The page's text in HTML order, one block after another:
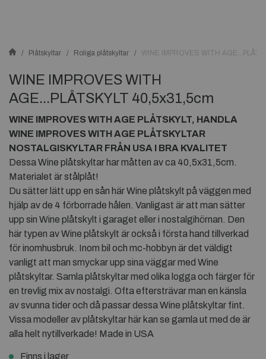
Plåtskyltar Roliga plåtskyltar WINE IMPROVES WITH
WINE IMPROVES WITH
AGE...PLÅTSKYLT 40,5x31,5cm
WINE IMPROVES WITH AGE PLÅTSKYLT, HANDLA
WINE IMPROVES WITH AGE PLÅTSKYLTAR
NOSTALGISKYLTAR FRÅN USA I BRA KVALITET
Dessa Wine plåtskyltar har måtten av ca 40,5x31,5cm.
Materialet är stålplåt!
Du sätter lätt upp en sån här Wine plåtskylt på väggen med
hjälp av de 4 förborrade hålen. Vanligast är att man sätter
upp sin Wine plåtskylt i garaget eller i nostalgihörnan. Den
här typen av Wine plåtskylt är också i första hand tillverkad
för inomhusbruk. Inom bil och mc-hobbyn är det väldigt
vanligt att man smyckar upp sina väggar med Wine
plåtskyltar. Samla plåtskyltar med olika logga och färger för
en trevlig mix av nostalgi. Ofta eftersträvar man en känsla
av svunna tider och då passar dessa Wine plåtskyltar fint.
Vissa modeller av plåtskyltar här kan se gamla ut med de är
alla helt nytillverkade! Made in USA
Finns i lager